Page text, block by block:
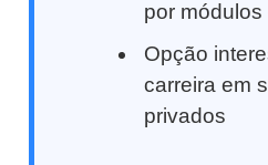
por
Opção
carreira em
privados